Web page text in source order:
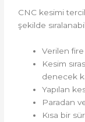
CNC kesimi
şekilde
Verilen
Kesim
denecek
Yapılan
Paradan
Kısa bir